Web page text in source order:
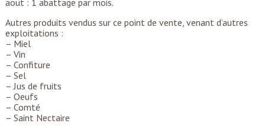
Autres produits vendus sur ce point de vente, venant d’autres
exploitations :
– Miel
– Vin
– Confiture
– Sel
– Jus de fruits
– Oeufs
– Comté
– Saint Nectaire